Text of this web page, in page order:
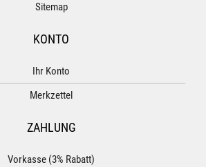
Sitemap
KONTO
Ihr Konto
Merkzettel
ZAHLUNG
Vorkasse (3% Rabatt)